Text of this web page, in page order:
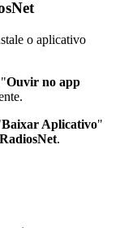
o aplicativo
Ouvir no app
Baixar Aplicativo"
RadiosNet.